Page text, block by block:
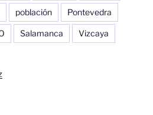
población Pontevedra
Salamanca Vizcaya